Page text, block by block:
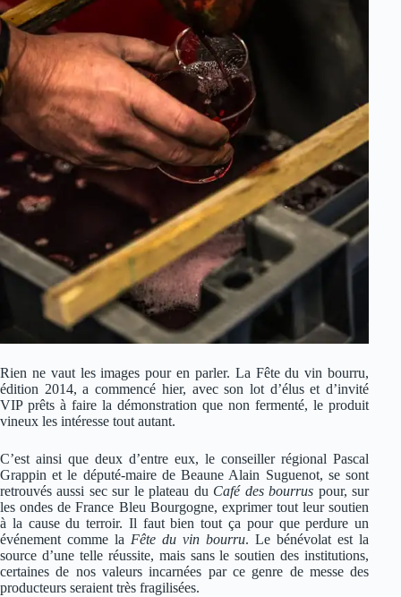
Rien ne vaut les images pour en parler. La Fête du vin bourru,
édition 2014, a commencé hier, avec son lot d’élus et d’invité
VIP prêts à faire la démonstration que non fermenté, le produit
vineux les intéresse tout autant.
C’est ainsi que deux d’entre eux, le conseiller régional Pascal
Grappin et le député-maire de Beaune Alain Suguenot, se sont
retrouvés aussi sec sur le plateau du Café des bourrus pour, sur
les ondes de France Bleu Bourgogne, exprimer tout leur soutien
à la cause du terroir. Il faut bien tout ça pour que perdure un
événement comme la Fête du vin bourru. Le bénévolat est la
source d’une telle réussite, mais sans le soutien des institutions,
certaines de nos valeurs incarnées par ce genre de messe des
producteurs seraient très fragilisées.